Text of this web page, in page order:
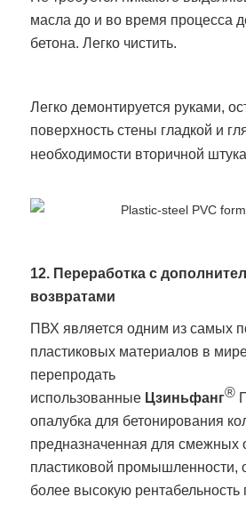
масла до и во время процесса
бетона. Легко чистить.
Легко демонтируется руками,
поверхность стены гладкой и
необходимости вторичной
12. Переработка с
возвратами
ПВХ является одним из самых
пластиковых материалов в
перепродать
использованные Цзиньфанг®
опалубка для бетонирования
предназначенная для смежных
пластиковой промышленности,
более высокую